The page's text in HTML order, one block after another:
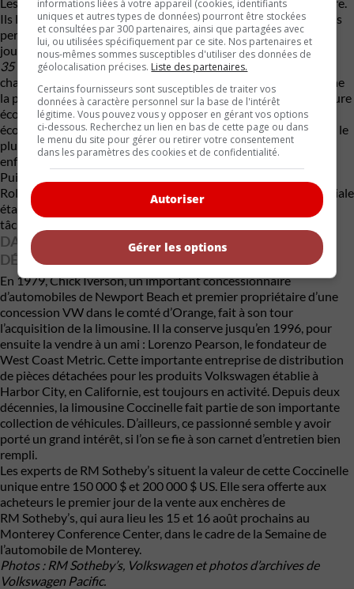
Ils lui donneront une place de choix dans une de leurs publicités
percutantes et humoristiques destinées aux magazines et aux
journaux de 1971. Titrée tout simplement «La Volkswagen de
35 000 $», cette publicité la montre de trois quarts avec un
chauffeur de fière allure à ses côtés. Le message qui accompagne
la photo est sans équivoque : « Pourquoi ne pas faire de la voiture
économique la plus connue au monde la limousine la plus
économique au monde ? … Pourquoi ne pas être le millionnaire le
plus économe sur la route ? C’est exactement comme cela, mes
enfants, que le riche devient plus riche. »
Puis, en 1972, von Neumann vend son entreprise et sa
Rollswagen à VWoA. Pendant les cinq années qui suivent, la filiale
étatsunienne continue à utiliser cette voiture pour différentes
tâches promotionnelles, avant qu’elle ne tombe dans l’oubli.
DANS LA COLLECTION PEARSON DURANT DEUX
DÉCENNIES
En 1979, Chick Iverson, un important concessionnaire
d’automobiles de Newport Beach et premier propriétaire d’une
concession VW dans le comté d’Orange, fait à son tour
l’acquisition de la limousine. Il la conserve jusqu’en 1996, pour
ensuite la vendre à un ami : Lorenzo Pearson, le fondateur de
West Coast Metric. Cette importante entreprise de distribution
de pièces détachées pour les produits Volkswagen établie à
Harbor City, en Californie, est toujours en activité. Depuis deux
décennies, la limousine Coccinelle fait partie de son importante
collection de véhicules. D’ailleurs, ce passionné semble y avoir
porté un grand intérêt, si l’on se fie à son carnet d’entretien bien
rempli.
Les experts de RM Sotheby’s situent la valeur de cette Coccinelle
unique entre 150 000 $ et 200 000 $ US. Elle sera offerte aux
acheteurs le premier jour de la vente aux enchères de
RM Sotheby’s, qui aura lieu les 15 et 16 août prochains au
Monterey Conference Center, dans le cadre de la Semaine de
l’automobile de Monterey.
Photos : RM Sotheby’s, Volkswagen et photos d’archives de
Volkswagen Pacific.
informations liées à votre appareil (cookies, identifiants
uniques et autres types de données) pourront être stockées
et consultées par 300 partenaires, ainsi que partagées avec
lui, ou utilisées spécifiquement par ce site. Nos partenaires et
nous-mêmes sommes susceptibles d'utiliser des données de
géolocalisation précises. Liste des partenaires.
Certains fournisseurs sont susceptibles de traiter vos
données à caractère personnel sur la base de l'intérêt
légitime. Vous pouvez vous y opposer en gérant vos options
ci-dessous. Recherchez un lien en bas de cette page ou dans
le menu du site pour gérer ou retirer votre consentement
dans les paramètres des cookies et de confidentialité.
Autoriser
Gérer les options